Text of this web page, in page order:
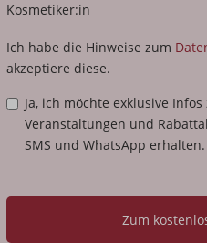
Bildungsangebot
Kosmetiker:in
Ich habe die Hinweise zum
akzeptiere diese.
Ja, ich möchte exklusive
Veranstaltungen und
SMS und WhatsApp erhalten.
Zum